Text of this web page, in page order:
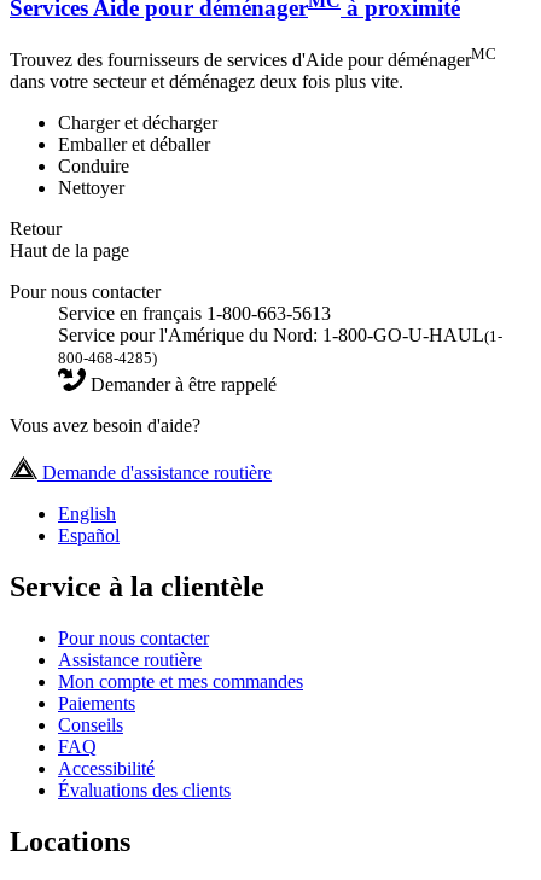
Services Aide pour déménager à proximité
Trouvez des fournisseurs de services d'Aide pour déménagerMC
dans votre secteur et déménagez deux fois plus vite.
Charger et décharger
Emballer et déballer
Conduire
Nettoyer
Retour
Haut de la page
Pour nous contacter
Service en français 1-800-663-5613
Service pour l'Amérique du Nord: 1-800-GO-U-HAUL(1-
800-468-4285)
Demander à être rappelé
Vous avez besoin d'aide?
Demande d'assistance routière
English
Español
Service à la clientèle
Pour nous contacter
Assistance routière
Mon compte et mes commandes
Paiements
Conseils
FAQ
Accessibilité
Évaluations des clients
Locations